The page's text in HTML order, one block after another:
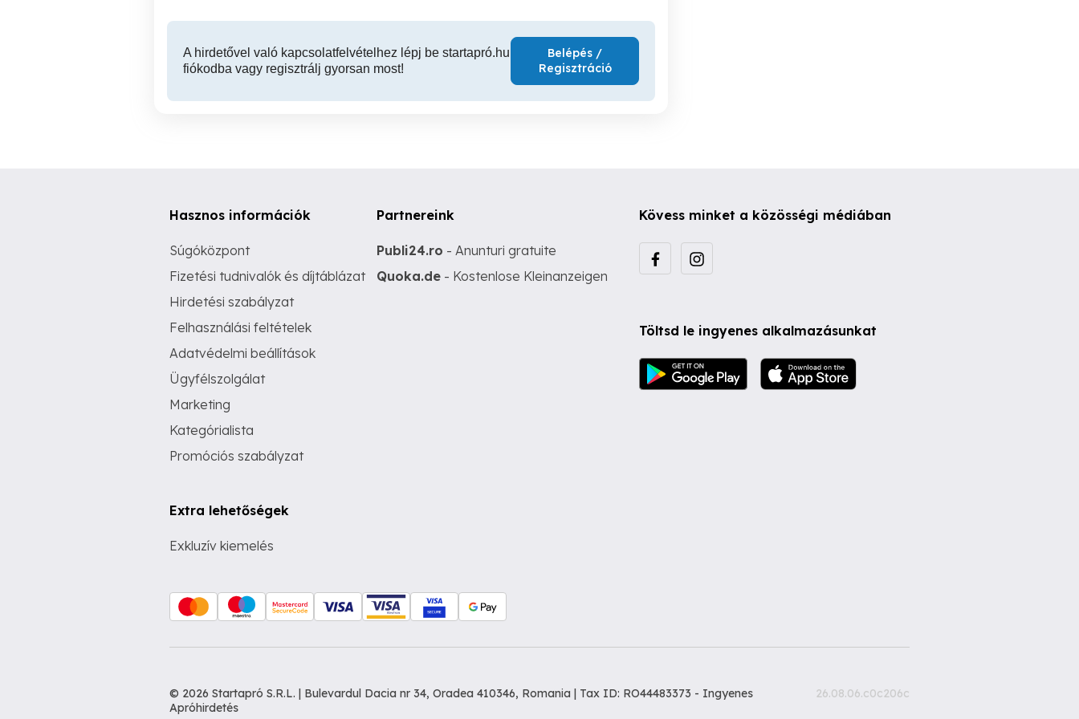
A hirdetővel való kapcsolatfelvételhez lépj be startapró.hu
fiókodba vagy regisztrálj gyorsan most!
Belépés /
Regisztráció
Hasznos információk
Súgóközpont
Fizetési tudnivalók és díjtáblázat
Hirdetési szabályzat
Felhasználási feltételek
Adatvédelmi beállítások
Ügyfélszolgálat
Marketing
Kategórialista
Promóciós szabályzat
Extra lehetőségek
Exkluzív kiemelés
Partnereink
Publi24.ro - Anunturi gratuite
Quoka.de - Kostenlose Kleinanzeigen
Kövess minket a közösségi médiában
Töltsd le ingyenes alkalmazásunkat
© 2026 Startapró S.R.L. | Bulevardul Dacia nr 34, Oradea 410346, Romania | Tax ID: RO44483373 - Ingyenes
Apróhirdetés
26.08.06.c0c206c